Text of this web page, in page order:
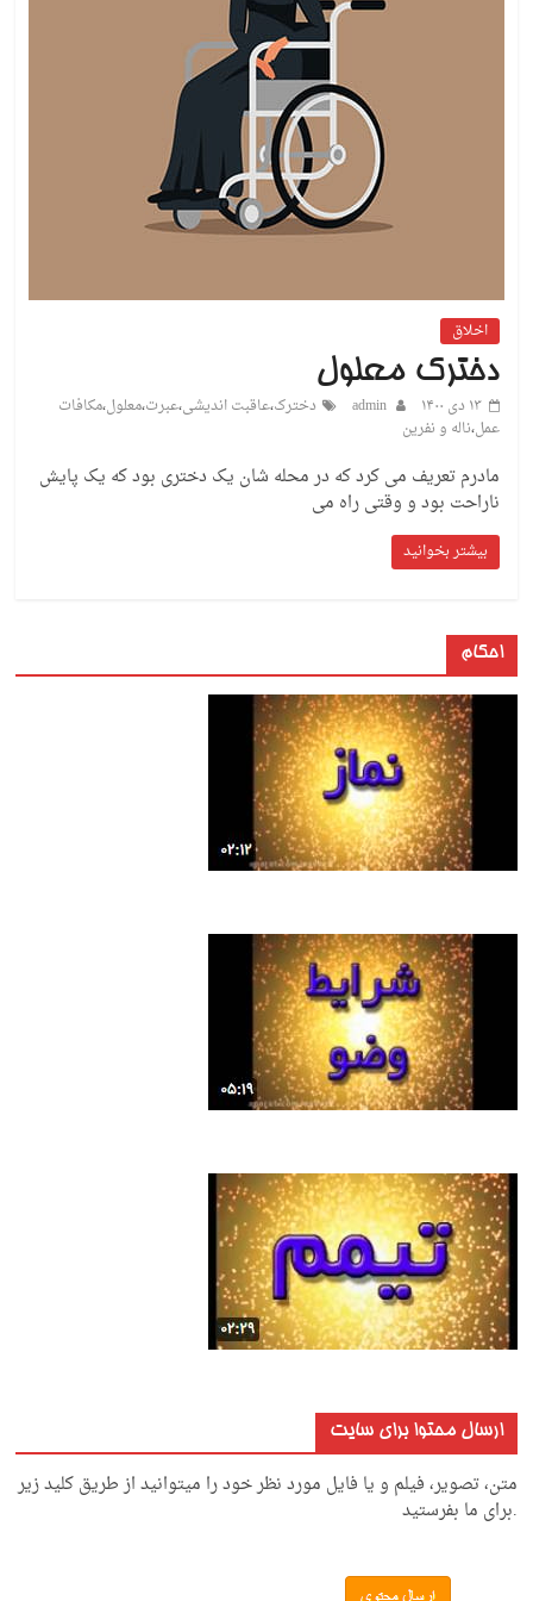
اخلاق
دخترک معلول
۱۳ دی ۱۴۰۰ admin دخترک،عاقبت اندیشی،عبرت،معلول،مکافات
عمل،ناله و نفرین
مادرم تعریف می کرد که در محله شان یک دختری بود که یک پایش
ناراحت بود و وقتی راه می
بیشتر بخوانید
احکام
ارسال محتوا برای سایت
متن، تصویر، فیلم و یا فایل مورد نظر خود را میتوانید از طریق کلید زیر
.برای ما بفرستید